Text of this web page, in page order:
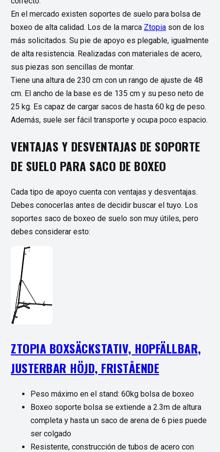
En el mercado existen soportes de suelo para bolsa de
boxeo de alta calidad. Los de la marca Ztopia son de los
más solicitados. Su pie de apoyo es plegable, igualmente
de alta resistencia. Realizadas con materiales de acero,
sus piezas son sencillas de montar.
Tiene una altura de 230 cm con un rango de ajuste de 48
cm. El ancho de la base es de 135 cm y su peso neto de
25 kg. Es capaz de cargar sacos de hasta 60 kg de peso.
Además, suele ser fácil transporte y ocupa poco espacio.
VENTAJAS Y DESVENTAJAS DE SOPORTE
DE SUELO PARA SACO DE BOXEO
Cada tipo de apoyo cuenta con ventajas y desventajas.
Debes conocerlas antes de decidir buscar el tuyo. Los
soportes saco de boxeo de suelo son muy útiles, pero
debes considerar esto:
ZTOPIA BOXSÄCKSTATIV, HOPFÄLLBAR,
JUSTERBAR HÖJD, FRISTÅENDE
Peso máximo en el stand: 60kg bolsa de boxeo
Boxeo soporte bolsa se extiende a 2.3m de altura
completa y hasta un saco de arena de 6 pies puede
ser colgado
Resistente, construcción de tubos de acero con